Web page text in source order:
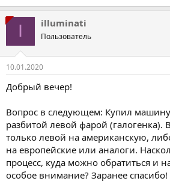
I illuminati
Пользователь
10.01.2020
Добрый вечер!
Вопрос в следующем: Купил
разбитой левой фарой (галогенка).
только левой на американскую,
на европейские или аналоги.
процесс, куда можно обратиться и
особое внимание? Заранее спасибо!